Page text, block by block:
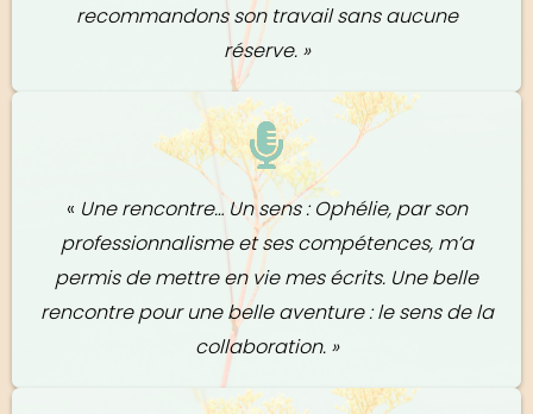
recommandons son travail sans aucune
réserve. »
« Une rencontre… Un sens : Ophélie, par son
professionnalisme et ses compétences, m’a
permis de mettre en vie mes écrits. Une belle
rencontre pour une belle aventure : le sens de la
collaboration. »